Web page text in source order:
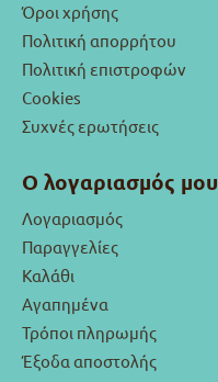
Όροι χρήσης
Πολιτική απορρήτου
Πολιτική επιστροφών
Cookies
Συχνές ερωτήσεις
Ο λογαριασμός μου
Λογαριασμός
Παραγγελίες
Καλάθι
Αγαπημένα
Τρόποι πληρωμής
Έξοδα αποστολής